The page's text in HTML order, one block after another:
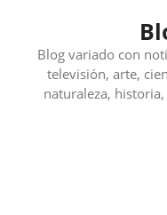
contenidoBlog variado con
televisión, arte,
naturaleza,